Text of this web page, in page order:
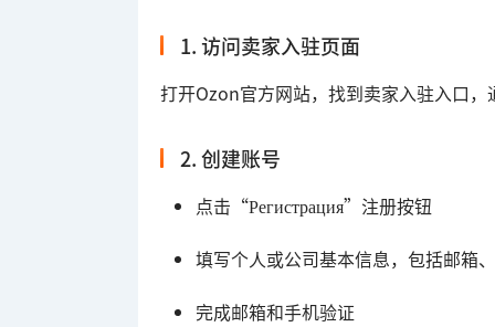
1. 访问卖家入驻页面
打开Ozon官方网站，找到卖家入驻入口
2. 创建账号
点击“Регистрация”注册按钮
填写个人或公司基本信息，包括邮箱
完成邮箱和手机验证